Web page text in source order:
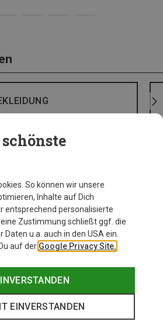
So können wir unsere
Inhalte auf Dich
entsprechend personalisierte
Zustimmung schließt ggf. die
u.a. auch in den USA ein.
auf der Google Privacy Site.
EINVERSTANDEN